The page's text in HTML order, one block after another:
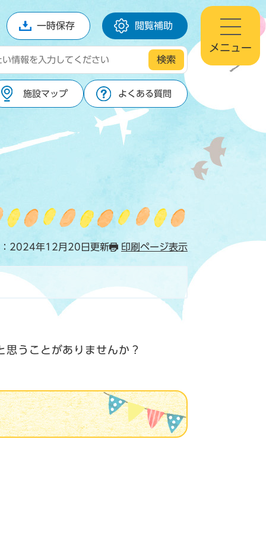
一時保存 閲覧補助
施設マップ よくある質問
メニュー
：2024年12月20日更新 印刷ページ表示
うことがありませんか？